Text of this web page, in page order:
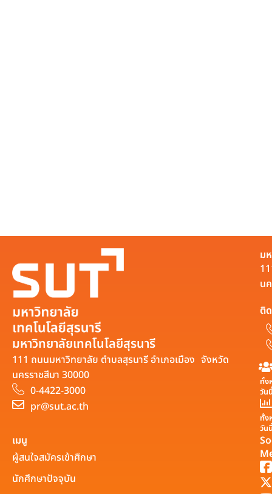
มหาวิทยาลัยเทคโนโลยีสุรนารี
111 ถนนมหาวิทยาลัย ตำบลสุรนารี อำเภอเมือง จังหวัด
นครราชสีมา 30000
0-4422-3000
pr@sut.ac.th
ม
น
ติ
ทั้ง
วัน
ทั้ง
วัน
เมนู
ผู้สนใจสมัครเข้าศึกษา
นักศึกษาปัจจุบัน